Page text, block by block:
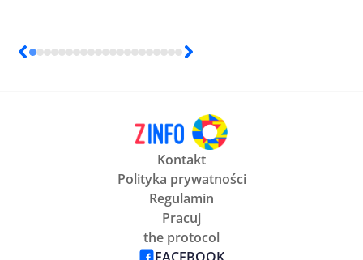
Kontakt
Polityka prywatności
Regulamin
Pracuj
the protocol